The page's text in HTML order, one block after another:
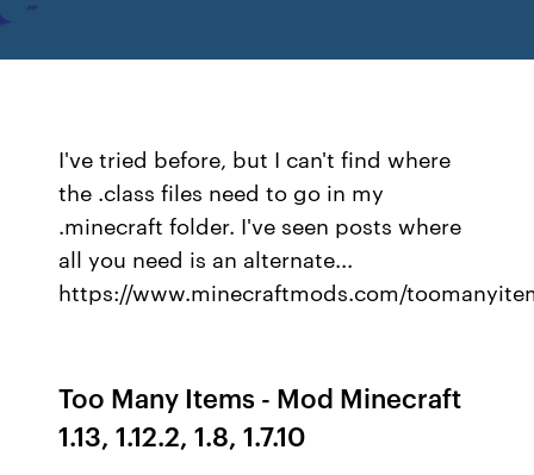
I've tried before, but I can't find where
the .class files need to go in my
.minecraft folder. I've seen posts where
all you need is an alternate...
https://www.minecraftmods.com/
Too Many Items - Mod Minecraft
1.13, 1.12.2, 1.8, 1.7.10